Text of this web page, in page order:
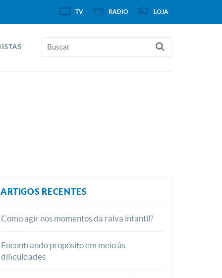
ARTIGOS RECENTES
Como agir nos momentos da raiva infantil?
Encontrando propósito em meio às
dificuldades
TV RÁDIO LOJA